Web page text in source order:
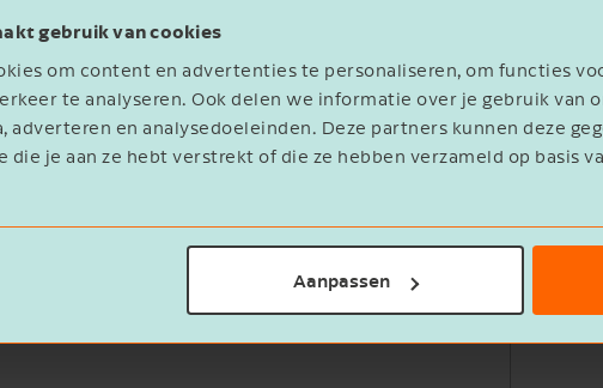
gebruik van cookies
om content en advertenties te personaliseren, om functies
te analyseren. Ook delen we informatie over je gebruik van
adverteren en analysedoeleinden. Deze partners kunnen deze
die je aan ze hebt verstrekt of die ze hebben verzameld op basis
Aanpassen